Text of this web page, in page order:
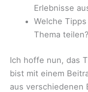
Erlebnisse
Welche
Thema teilen?
Ich hoffe nun, das
bist mit einem
aus verschiedenen